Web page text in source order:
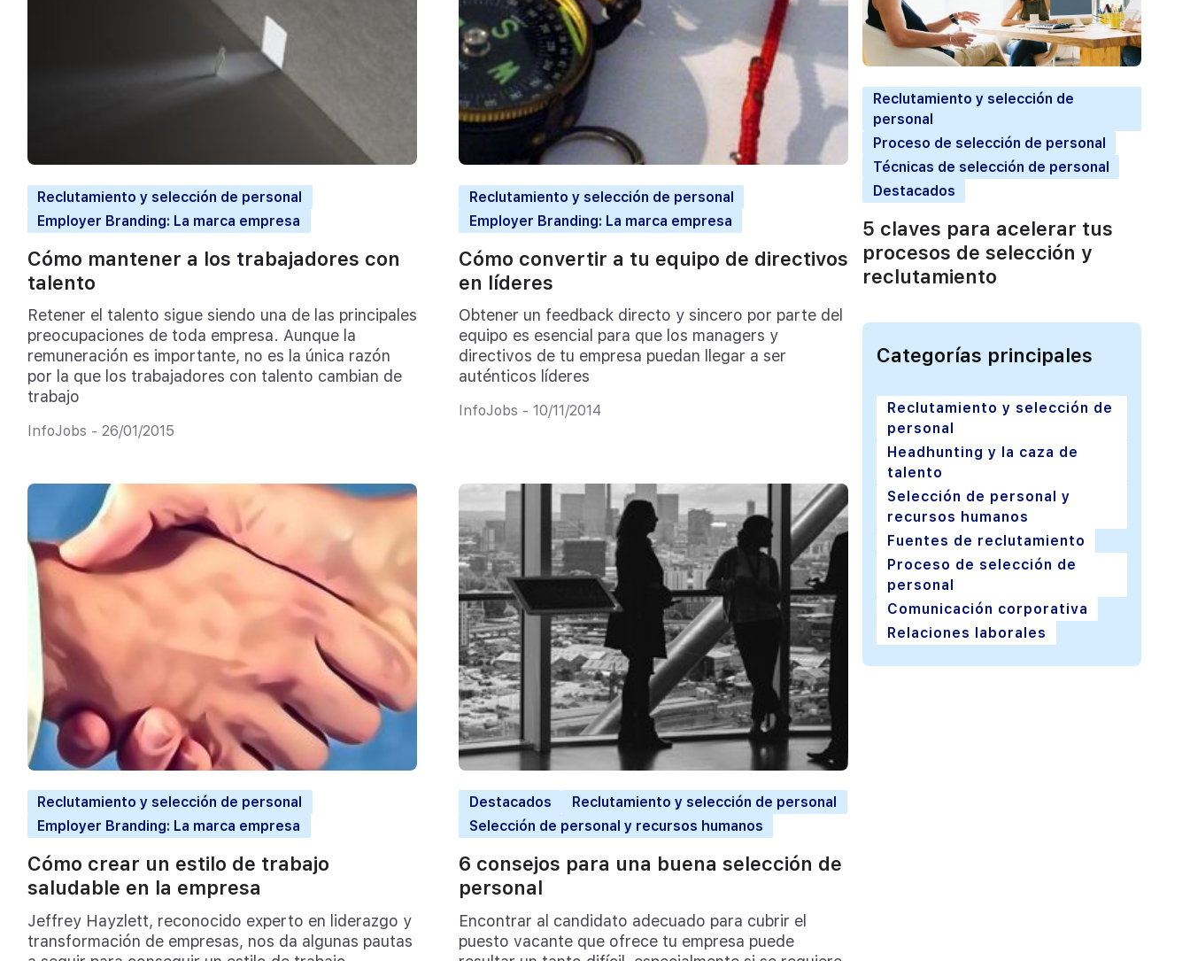
Reclutamiento y selección de personal
Employer Branding: La marca empresa
Cómo mantener a los trabajadores con
talento
Retener el talento sigue siendo una de las principales
preocupaciones de toda empresa. Aunque la
remuneración es importante, no es la única razón
por la que los trabajadores con talento cambian de
trabajo
InfoJobs - 26/01/2015
Reclutamiento y selección de personal
Employer Branding: La marca empresa
Cómo convertir a tu equipo de directivos
en líderes
Obtener un feedback directo y sincero por parte del
equipo es esencial para que los managers y
directivos de tu empresa puedan llegar a ser
auténticos líderes
InfoJobs - 10/11/2014
Reclutamiento y selección de personal
Employer Branding: La marca empresa
Cómo crear un estilo de trabajo
saludable en la empresa
Jeffrey Hayzlett, reconocido experto en liderazgo y
transformación de empresas, nos da algunas pautas
Destacados
Reclutamiento y selección de personal
Selección de personal y recursos humanos
6 consejos para una buena selección de
personal
Encontrar al candidato adecuado para cubrir el
puesto vacante que ofrece tu empresa puede
Reclutamiento y selección de
personal
Proceso de selección de personal
Técnicas de selección de personal
Destacados
5 claves para acelerar tus
procesos de selección y
reclutamiento
Categorías principales
Reclutamiento y selección de
personal
Headhunting y la caza de
talento
Selección de personal y
recursos humanos
Fuentes de reclutamiento
Proceso de selección de
personal
Comunicación corporativa
Relaciones laborales